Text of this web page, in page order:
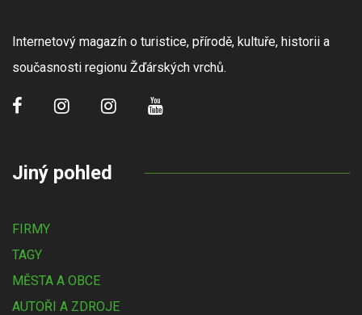
Internetový magazín o turistice, přírodě, kultuře, historii a
současnosti regionu Žďárských vrchů.
Jiný pohled
FIRMY
TAGY
MĚSTA A OBCE
AUTOŘI A ZDROJE